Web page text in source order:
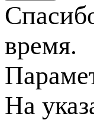
время.
На